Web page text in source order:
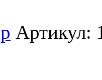
Артикул: